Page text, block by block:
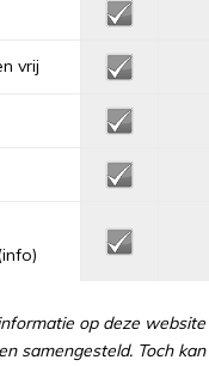
vrij
op deze
samengesteld. Toch